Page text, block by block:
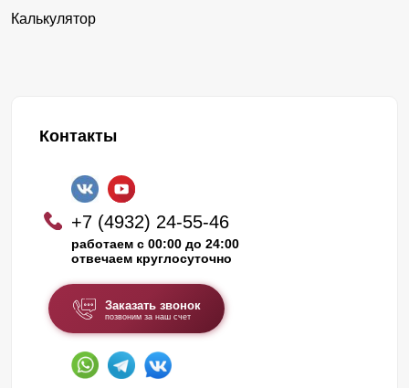
Калькулятор
Контакты
+7 (4932) 24-55-46
работаем с 00:00 до 24:00
отвечаем круглосуточно
Заказать звонок
позвоним за наш счет